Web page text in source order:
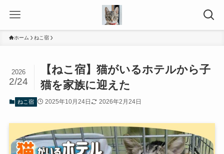
ホーム ねこ宿
【ねこ宿】猫がいるホテルから子
猫を家族に迎えた
2026
2/24
ねこ宿 2025年10月24日 2026年2月24日